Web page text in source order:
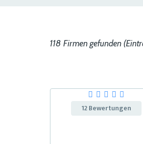
118 Firmen gefunden
12 Bewertungen